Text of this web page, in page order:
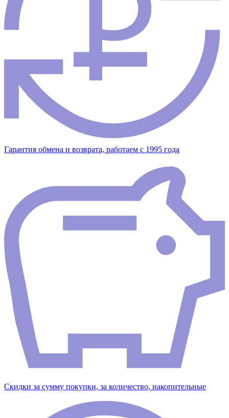
Гарантия обмена и возврата, работаем с 1995 года
Скидки за сумму покупки, за количество, накопительные